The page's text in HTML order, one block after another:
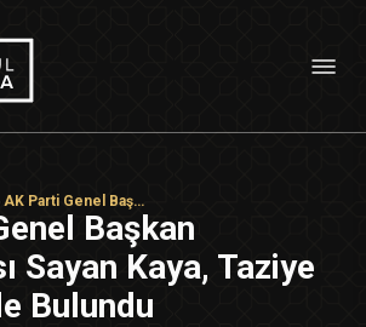
AK Parti Genel Başkan Yardımcısı Sayan Kaya, Taziye Ziyaretinde Bulundu
Başkan
Sayan Kaya, Taziye
Bulundu